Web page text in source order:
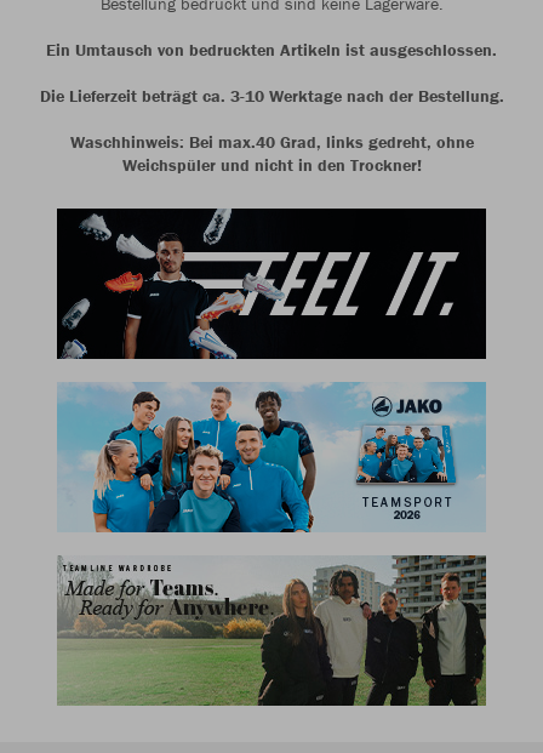
Ein Umtausch von bedruckten Artikeln ist ausgeschlossen.
Die Lieferzeit beträgt ca. 3-10 Werktage nach der Bestellung.
Waschhinweis: Bei max.40 Grad, links gedreht, ohne
Weichspüler und nicht in den Trockner!